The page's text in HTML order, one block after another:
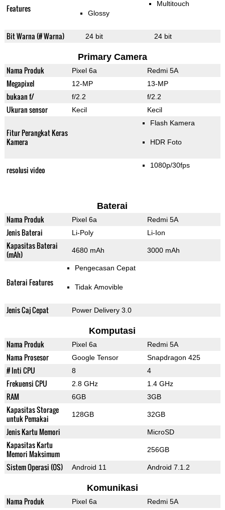
Features Glossy
Multitouch
Bit Warna (# Warna) 24 bit 24 bit
Primary Camera
Nama Produk Pixel 6a Redmi 5A
Megapixel 12-MP 13-MP
bukaan f/ f/2.2 f/2.2
Ukuran sensor Kecil Kecil
Fitur Perangkat Keras
Kamera
Flash Kamera
HDR Foto
resolusi video 1080p/30fps
Baterai
Nama Produk Pixel 6a Redmi 5A
Jenis Baterai Li-Poly Li-Ion
Kapasitas Baterai
(mAh)
4680 mAh 3000 mAh
Baterai Features
Pengecasan Cepat
Tidak Amovible
Jenis Caj Cepat Power Delivery 3.0
Komputasi
Nama Produk Pixel 6a Redmi 5A
Nama Prosesor Google Tensor Snapdragon 425
# Inti CPU 8 4
Frekuensi CPU 2.8 GHz 1.4 GHz
RAM 6GB 3GB
Kapasitas Storage
untuk Pemakai
128GB 32GB
Jenis Kartu Memori MicroSD
Kapasitas Kartu
Memori Maksimum
256GB
Sistem Operasi (OS) Android 11 Android 7.1.2
Komunikasi
Nama Produk Pixel 6a Redmi 5A